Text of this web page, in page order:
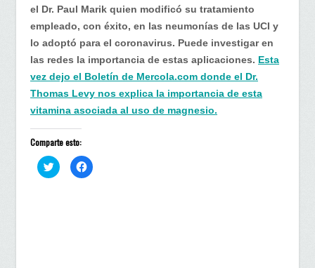
el Dr. Paul Marik quien modificó su tratamiento
empleado, con éxito, en las neumonías de las UCI y
lo adoptó para el coronavirus. Puede investigar en
las redes la importancia de estas aplicaciones. Esta
vez dejo el Boletín de Mercola.com donde el Dr.
Thomas Levy nos explica la importancia de esta
vitamina asociada al uso de magnesio.
Comparte esto:
H
a
H
a